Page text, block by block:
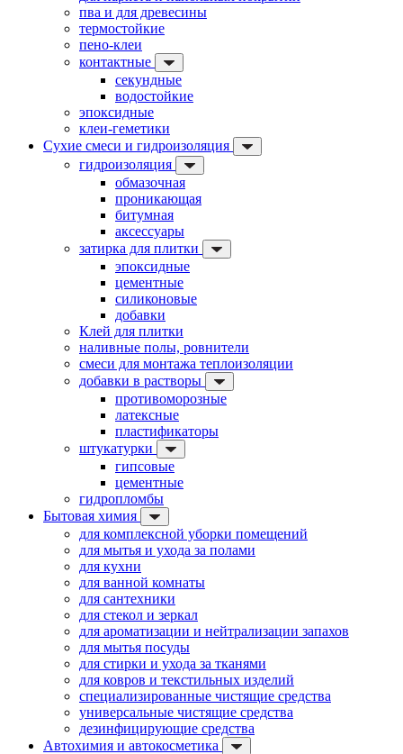
пва и для древесины
термостойкие
пено-клеи
контактные
секундные
водостойкие
эпоксидные
клеи-геметики
Сухие смеси и гидроизоляция
гидроизоляция
обмазочная
проникающая
битумная
аксессуары
затирка для плитки
эпоксидные
цементные
силиконовые
добавки
Клей для плитки
наливные полы, ровнители
смеси для монтажа теплоизоляции
добавки в растворы
противоморозные
латексные
пластификаторы
штукатурки
гипсовые
цементные
гидропломбы
Бытовая химия
для комплексной уборки помещений
для мытья и ухода за полами
для кухни
для ванной комнаты
для сантехники
для стекол и зеркал
для ароматизации и нейтрализации запахов
для мытья посуды
для стирки и ухода за тканями
для ковров и текстильных изделий
специализированные чистящие средства
универсальные чистящие средства
дезинфицирующие средства
Автохимия и автокосметика